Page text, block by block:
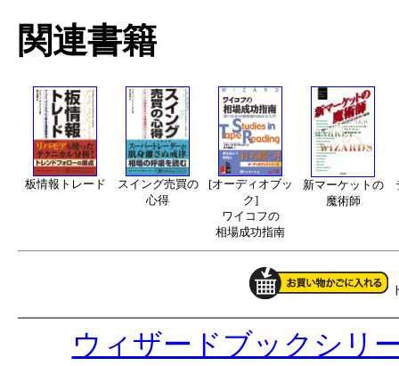
関連書籍
板情報トレード
スイング売買の
心得
[オーディオブッ
ク]
ワイコフの
相場成功指南
新マーケットの
魔術師
ウィザードブックシリ